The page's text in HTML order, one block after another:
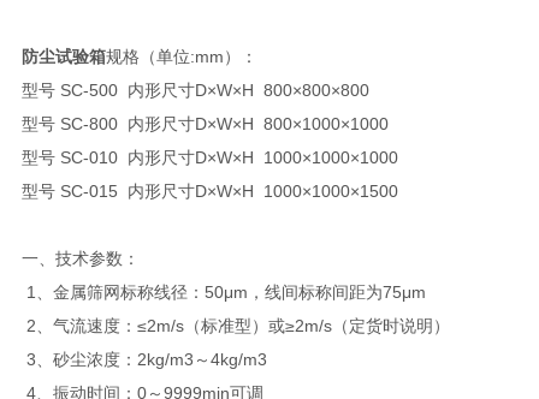
防尘试验箱规格（单位:mm）：
型号 SC-500 内形尺寸D×W×H 800×800×800
型号 SC-800 内形尺寸D×W×H 800×1000×1000
型号 SC-010 内形尺寸D×W×H 1000×1000×1000
型号 SC-015 内形尺寸D×W×H 1000×1000×1500
一、技术参数：
1、金属筛网标称线径：50μm，线间标称间距为75μm
2、气流速度：≤2m/s（标准型）或≥2m/s（定货时说明）
3、砂尘浓度：2kg/m3～4kg/m3
4、振动时间：0～9999min可调